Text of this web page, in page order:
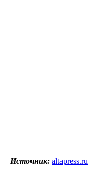
Источник: altapress.ru